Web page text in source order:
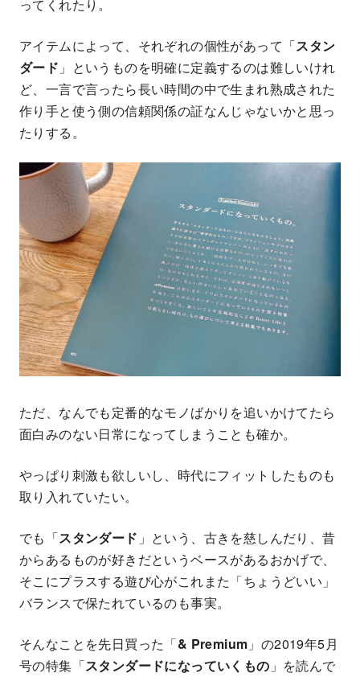
ってくれたり。
アイテムによって、それぞれの個性があって「スタン
ダード 」というものを明確に定義するのは難しいけれ
ど、一言で言ったら長い時間の中で生まれ熟成された
作り手と使う側の信頼関係の証なんじゃないかと思っ
たりする。
ただ、なんでも定番的なモノばかりを追いかけてたら
面白みのない日常になってしまうことも確か。
やっぱり刺激も欲しいし、時代にフィットしたものも
取り入れていたい。
でも「スタンダード 」という、古きを慈しんだり、昔
からあるものが好きだというベースがあるおかげで、
そこにプラスする遊び心がこれまた「ちょうどいい」
バランスで保たれているのも事実。
そんなことを先日買った「& Premium 」の2019年5月
号の特集「スタンダードになっていくもの 」を読んで